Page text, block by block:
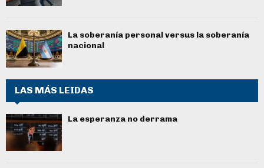
La soberanía personal versus la soberanía
nacional
LAS MÁS LEIDAS
La esperanza no derrama